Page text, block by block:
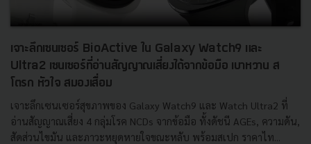
เจาะลึกเซนเซอร์ BioActive ใน Galaxy Watch9 และ
Ultra2 เซนเซอร์ที่อ่านสัญญาณเสี่ยงได้จากข้อมือ เบาหวาน ส
โตรก หัวใจ สมองเสื่อม
เจาะลึกเซนเซอร์สุขภาพของ Galaxy Watch9 และ Watch Ultra2 ที่
อ่านสัญญาณเสี่ยง 4 กลุ่มโรค NCDs จากข้อมือ ทั้งดัชนี AGEs, ความดัน,
สัดส่วนไขมัน และภาวะหยุดหายใจขณะหลับ พร้อมสเปก ราคาไท...